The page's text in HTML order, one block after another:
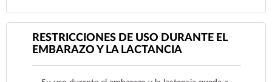
Ver más
RESTRICCIONES DE USO DURANTE EL
EMBARAZO Y LA LACTANCIA